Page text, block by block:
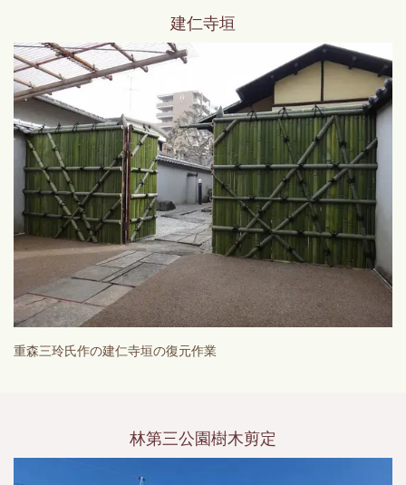
建仁寺垣
重森三玲氏作の建仁寺垣の復元作業
林第三公園樹木剪定